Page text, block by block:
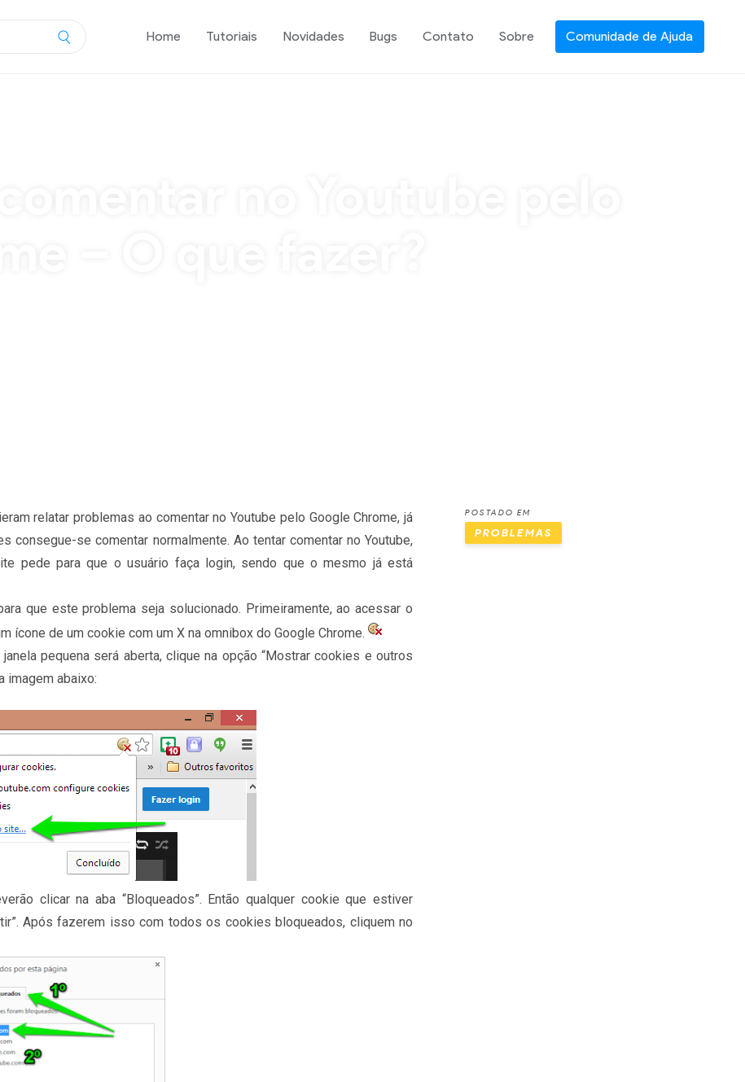
Home Tutoriais Novidades Bugs Contato Sobre Comunidade de Ajuda
POSTADO EM
PROBLEMAS
relatar problemas ao comentar no Youtube pelo Google Chrome, já
consegue-se comentar normalmente. Ao tentar comentar no Youtube,
pede para que o usuário faça login, sendo que o mesmo já está
que este problema seja solucionado. Primeiramente, ao acessar o
ícone de um cookie com um X na omnibox do Google Chrome.
pequena será aberta, clique na opção “Mostrar cookies e outros
imagem abaixo:
clicar na aba “Bloqueados”. Então qualquer cookie que estiver
Após fazerem isso com todos os cookies bloqueados, cliquem no